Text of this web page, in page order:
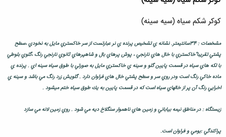
كوكر شكم سياه (سيه سينه)
مشخصات : 34سانتيمتر. نشانه ي تشخيص پرنده ي نر عبارتست از سر خاكستري مايل به نخودي ،سطح
پشتي تقريبا"خاكستري با خال هاي نارنجي ، پوش پرهاي بال و شاهپرهاي ثانوي نارنجي رنگ ،گلوي بلوطي
با لكه هاي سياه در قسمت پايين گلو و سينه ي خاكستري مايل به صورتي با طوق سياه سينه اي . پرنده ي
ماده خاكي رنگ است ودر روي سر و سطح پشتي خال هاي فراوان دارد . گلويش زرد رنگ مي باشد و سينه ي
اخرايي رنگ آن پر از خالهاي سياه است كه در قسمت پايين به يك طوق سياه ختم ميشود .
زيستگاه : در مناطق نيمه بياباني و زمين هاي ناهموار سنگلاخ ديه مي شود . روي زمين لانه مي سازد
پراكندگي :بومي و فراوان است.